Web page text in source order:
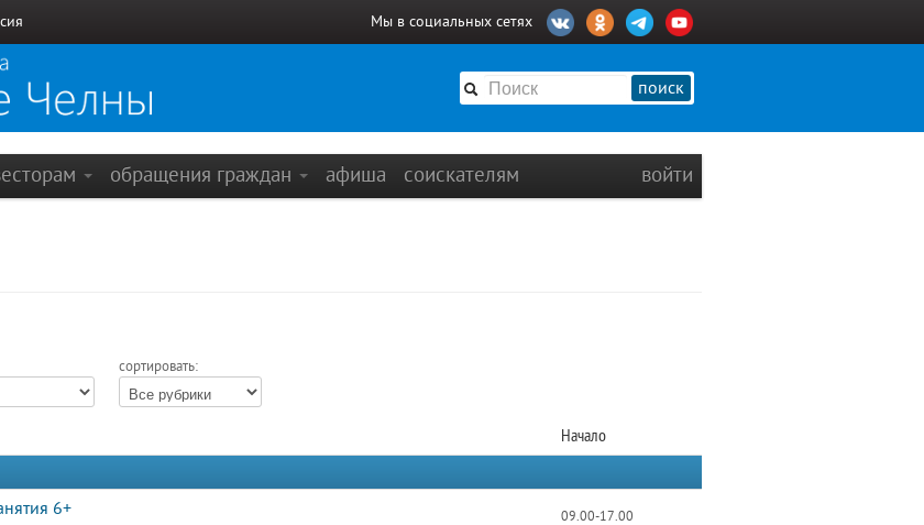
Мы в социальных сетях
поиск
обращения граждан афиша соискателям войти
сортировать:
Начало
6+
09.00-17.00